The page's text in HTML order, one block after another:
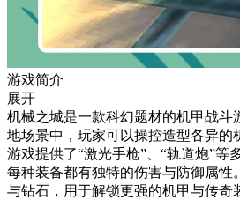
游戏简介
展开
机械之城是一款科幻题材的机甲战斗
地场景中，玩家可以操控造型各异的
游戏提供了“激光手枪”、“轨道炮”等
每种装备都有独特的伤害与防御属性
与钻石，用于解锁更强的机甲与传奇